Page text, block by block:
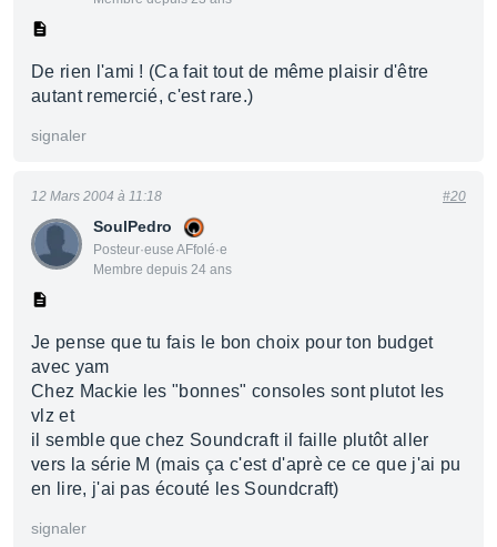
De rien l'ami ! (Ca fait tout de même plaisir d'être
autant remercié, c'est rare.)
signaler
SoulPedro
Posteur·euse AFfolé·e
Membre depuis 24 ans
12 Mars 2004 à 11:18 #20
Je pense que tu fais le bon choix pour ton budget
avec yam
Chez Mackie les "bonnes" consoles sont plutot les
vlz et
il semble que chez Soundcraft il faille plutôt aller
vers la série M (mais ça c'est d'aprè ce ce que j'ai pu
en lire, j'ai pas écouté les Soundcraft)
signaler